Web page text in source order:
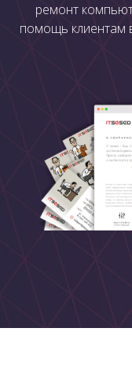
ремонт
помощь клиентам